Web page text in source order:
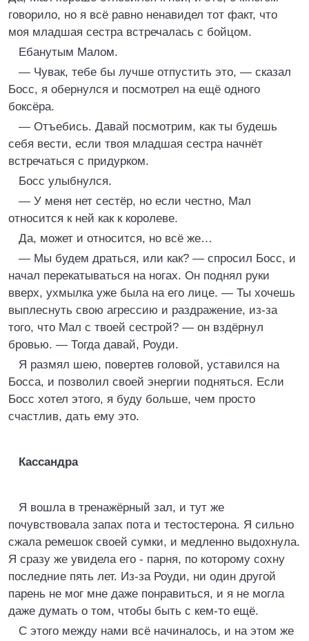
говорило, но я всё равно ненавидел тот факт, что
моя младшая сестра встречалась с бойцом.
Ебанутым Малом.
— Чувак, тебе бы лучше отпустить это, — сказал
Босс, я обернулся и посмотрел на ещё одного
боксёра.
— Отъебись. Давай посмотрим, как ты будешь
себя вести, если твоя младшая сестра начнёт
встречаться с придурком.
Босс улыбнулся.
— У меня нет сестёр, но если честно, Мал
относится к ней как к королеве.
Да, может и относится, но всё же…
— Мы будем драться, или как? — спросил Босс, и
начал перекатываться на ногах. Он поднял руки
вверх, ухмылка уже была на его лице. — Ты хочешь
выплеснуть свою агрессию и раздражение, из-за
того, что Мал с твоей сестрой? — он вздёрнул
бровью. — Тогда давай, Роуди.
Я размял шею, повертев головой, уставился на
Босса, и позволил своей энергии подняться. Если
Босс хотел этого, я буду больше, чем просто
счастлив, дать ему это.
Кассандра
Я вошла в тренажёрный зал, и тут же
почувствовала запах пота и тестостерона. Я сильно
сжала ремешок своей сумки, и медленно выдохнула.
Я сразу же увидела его - парня, по которому сохну
последние пять лет. Из-за Роуди, ни один другой
парень не мог мне даже понравиться, и я не могла
даже думать о том, чтобы быть с кем-то ещё.
С этого между нами всё начиналось, и на этом же